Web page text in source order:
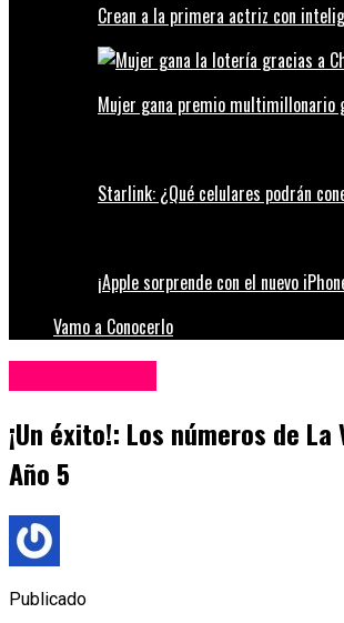
Crean a la primera actriz con
Mujer gana premio multimillonario
Starlink: ¿Qué celulares podrán
¡Apple sorprende con el nuevo
Vamo a Conocerlo
¡Un éxito!: Los números de La
Año 5
Publicado